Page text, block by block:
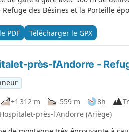
des Bésines et la Porteille
PDF Télécharger le GPX
près-l'Andorre -
+1 312 m -559 m 8h
près-l'Andorre (Ariège)